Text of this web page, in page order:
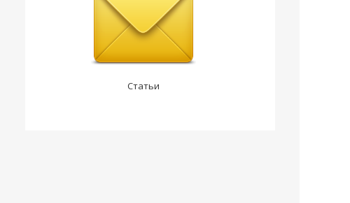
Статьи